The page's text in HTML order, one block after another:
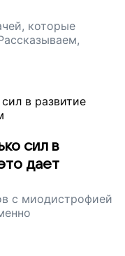
которые
сил в
дает
с миодистрофией